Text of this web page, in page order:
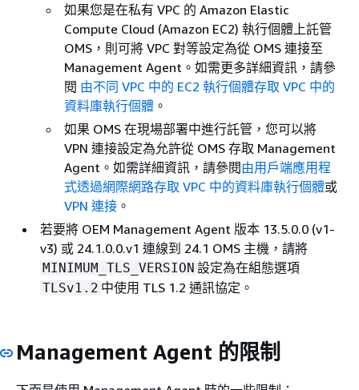
如果您是在私有 VPC 的 Amazon Elastic
Compute Cloud (Amazon EC2) 執行個體上託管
OMS，則可將 VPC 對等設定為從 OMS 連接至
Management Agent。如需更多詳細資訊，請參
閱 由不同 VPC 中的 EC2 執行個體存取 VPC 中的
資料庫執行個體 。
如果 OMS 在現場部署中進行託管，您可以將
VPN 連接設定為允許從 OMS 存取 Management
Agent。如需詳細資訊，請參閱由用戶端應用程
式透過網際網路存取 VPC 中的資料庫執行個體或
VPN 連接 。
若要將 OEM Management Agent 版本 13.5.0.0 (v1-
v3) 或 24.1.0.0.v1 連線到 24.1 OMS 主機，請將
MINIMUM_TLS_VERSION 設定為在組態選項
TLSv1.2 中使用 TLS 1.2 通訊協定。
Management Agent 的限制